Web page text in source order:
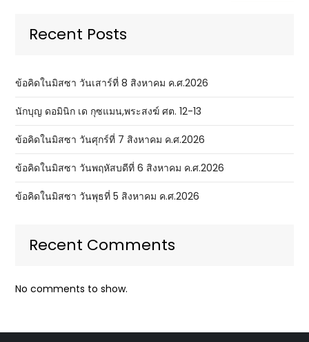
Recent Posts
ข้อคิดในมิสซา วันเสาร์ที่ 8 สิงหาคม ค.ศ.2026
นักบุญ ดอมินิก เด กุซแมน,พระสงฆ์ ศต. 12-13
ข้อคิดในมิสซา วันศุกร์ที่ 7 สิงหาคม ค.ศ.2026
ข้อคิดในมิสซา วันพฤหัสบดีที่ 6 สิงหาคม ค.ศ.2026
ข้อคิดในมิสซา วันพุธที่ 5 สิงหาคม ค.ศ.2026
Recent Comments
No comments to show.